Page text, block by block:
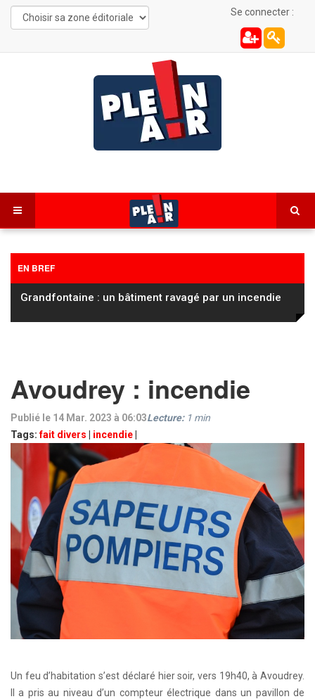
Se connecter :
EN BREF
Cyclisme / Tour de France Femmes : la Française
Avoudrey : incendie
Publié le 14 Mar. 2023 à 06:03
Tags: fait divers incendie
Lecture: 1 min
Un feu d’habitation s’est déclaré hier soir, vers 19h40, à Avoudrey.
Il a pris au niveau d’un compteur électrique dans un pavillon de